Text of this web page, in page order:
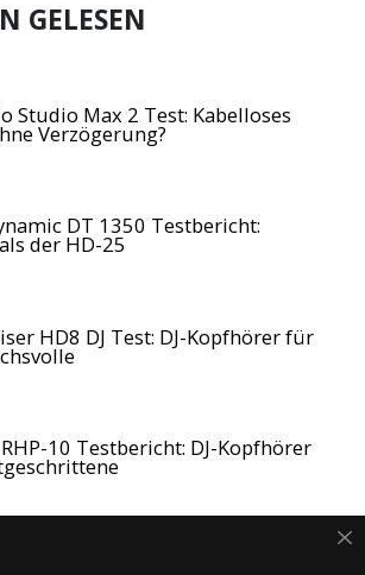
GELESEN
Studio Max 2 Test: Kabelloses
Verzögerung?
DT 1350 Testbericht:
der HD-25
HD8 DJ Test: DJ-Kopfhörer für
10 Testbericht: DJ-Kopfhörer